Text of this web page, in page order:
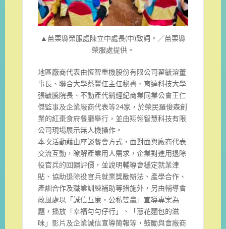
▲苗栗縣榮服處陳立中處長(中)致詞。／苗栗縣
榮服處提供。
地區廠商代表由恆智重機股份有限公司翟毓溶董
事長、聯合大學蔡豐任主任秘書、育達科技大學
張毓騰院長、不動產代銷經紀商業同業公會王仁
傑監事及企業廠商代表等24家，於榮民羅俊森創
業的紅棗食府餐廳舉行，並由翔翎智慧科技有限
公司現場展示無人機操作。
本次活動藉由座談餐會方式，面對面與廠商代表
交流互動，瞭解產業用人需求，企業對進用退除
役官兵的回饋評價，並說明輔導會穩定就業津
貼、協助退除役官兵就業獎勵辦法、產學合作、
產訓合作及職業訓練補助等措施外，另由輔導會
政風處以「誠信互廉，公私雙贏」宣導專案為
題，播放「幸福勻勻仔行」、「蔥花麵包的滋
味」影片及企業誠信宣導簡報等，鼓勵與會廠商